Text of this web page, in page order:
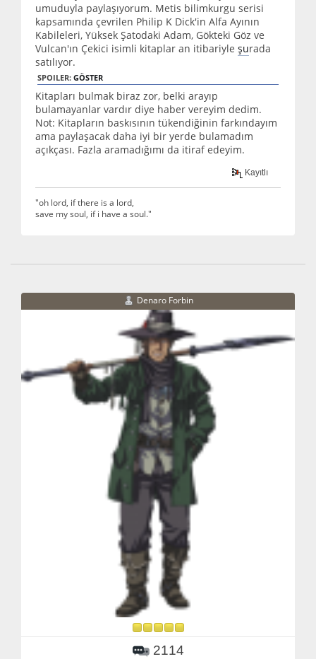
umuduyla paylaşıyorum. Metis bilimkurgu serisi
kapsamında çevrilen Philip K Dick'in Alfa Ayının
Kabileleri, Yüksek Şatodaki Adam, Gökteki Göz ve
Vulcan'ın Çekici isimli kitaplar an itibariyle şurada
satılıyor.
SPOILER: GÖSTER
Kitapları bulmak biraz zor, belki arayıp
bulamayanlar vardır diye haber vereyim dedim.
Not: Kitapların baskısının tükendiğinin farkındayım
ama paylaşacak daha iyi bir yerde bulamadım
açıkçası. Fazla aramadığımı da itiraf edeyim.
Kayıtlı
"oh lord, if there is a lord,
save my soul, if i have a soul."
Denaro Forbin
2114